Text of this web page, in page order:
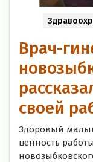
Врач-
своей
Здоровый
ценность